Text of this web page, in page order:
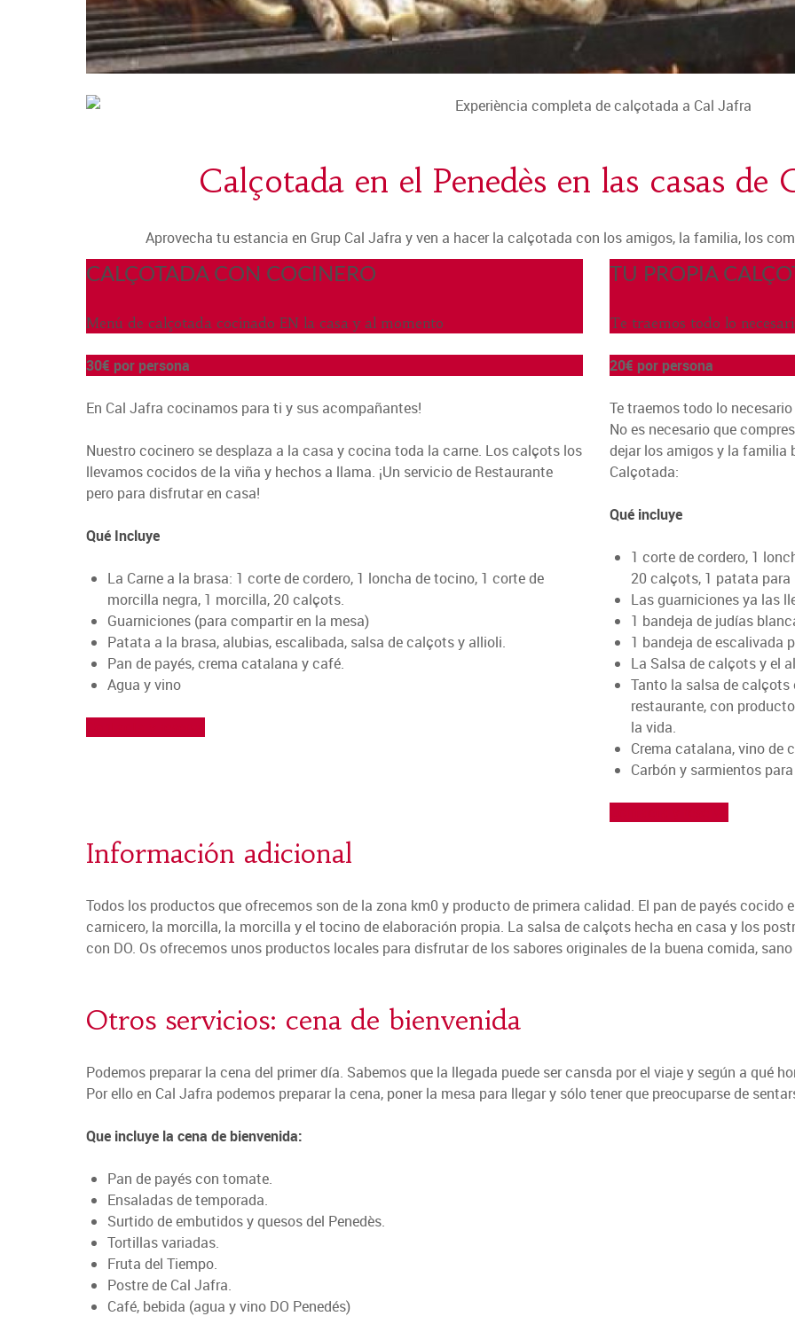
Calçotada en el Penedès en las casas de
Aprovecha tu estancia en Grup Cal Jafra y ven a hacer la calçotada con los amigos, la familia, los
CALÇOTADA CON COCINERO
Menú de calçotada cocinado EN la casa y al momento
30€ por persona
En Cal Jafra cocinamos para ti y sus acompañantes!
Nuestro cocinero se desplaza a la casa y cocina toda la carne. Los calçots los
llevamos cocidos de la viña y hechos a llama. ¡Un servicio de Restaurante
pero para disfrutar en casa!
Qué Incluye
La Carne a la brasa: 1 corte de cordero, 1 loncha de tocino, 1 corte de
morcilla negra, 1 morcilla, 20 calçots.
Guarniciones (para compartir en la mesa)
Patata a la brasa, alubias, escalibada, salsa de calçots y allioli.
Pan de payés, crema catalana y café.
Agua y vino
TU PROPIA
Te traemos todo lo
20€ por persona
Te traemos todo lo
No es necesario que
dejar los amigos y la familia
Calçotada:
Qué incluye
1 corte de cordero, 1
20 calçots, 1 patata para
Las guarniciones ya las
1 bandeja de judías
1 bandeja de escalivada
La Salsa de calçots y el
Tanto la salsa de
restaurante, con
la vida.
Crema catalana, vino de
Carbón y sarmientos
Información adicional
Todos los productos que ofrecemos son de la zona km0 y producto de primera calidad. El pan de payés cocido
carnicero, la morcilla, la morcilla y el tocino de elaboración propia. La salsa de calçots hecha en casa y los
con DO. Os ofrecemos unos productos locales para disfrutar de los sabores originales de la buena comida,
Otros servicios: cena de bienvenida
Podemos preparar la cena del primer día. Sabemos que la llegada puede ser cansda por el viaje y según a qué
Por ello en Cal Jafra podemos preparar la cena, poner la mesa para llegar y sólo tener que preocuparse de
Que incluye la cena de bienvenida:
Pan de payés con tomate.
Ensaladas de temporada.
Surtido de embutidos y quesos del Penedès.
Tortillas variadas.
Fruta del Tiempo.
Postre de Cal Jafra.
Café, bebida (agua y vino DO Penedés)